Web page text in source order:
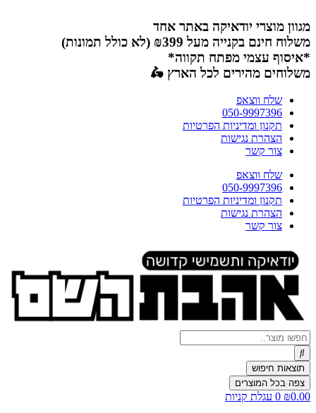
לתוכן
מגוון מוצרי יודאיקה באתר אחד
משלוח חינם בקנייה מעל ₪399 (לא כולל תמונות)
*איסוף עצמי מפתח תקווה*
משלוחים מהירים לכל הארץ 🛵
שלח ווצאפ
050-9997396
תקנון ומדיניות הפרטיות
הצהרת נגישות
צור קשר
שלח ווצאפ
050-9997396
תקנון ומדיניות הפרטיות
הצהרת נגישות
צור קשר
Search
...
תוצאות חיפוש
צפה בכל המוצרים
₪0.00
0 עגלת קניות